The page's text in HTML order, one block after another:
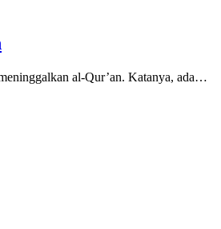
al-Qur’an. Katanya, ada…